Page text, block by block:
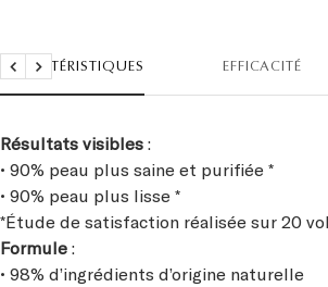
CARACTÉRISTIQUES EFFICACITÉ
Précédent
Suivant
Résultats visibles :
• 90% peau plus saine et purifiée *
• 90% peau plus lisse *
*Étude de satisfaction réalisée sur 20
Formule :
• 98% d’ingrédients d’origine naturelle